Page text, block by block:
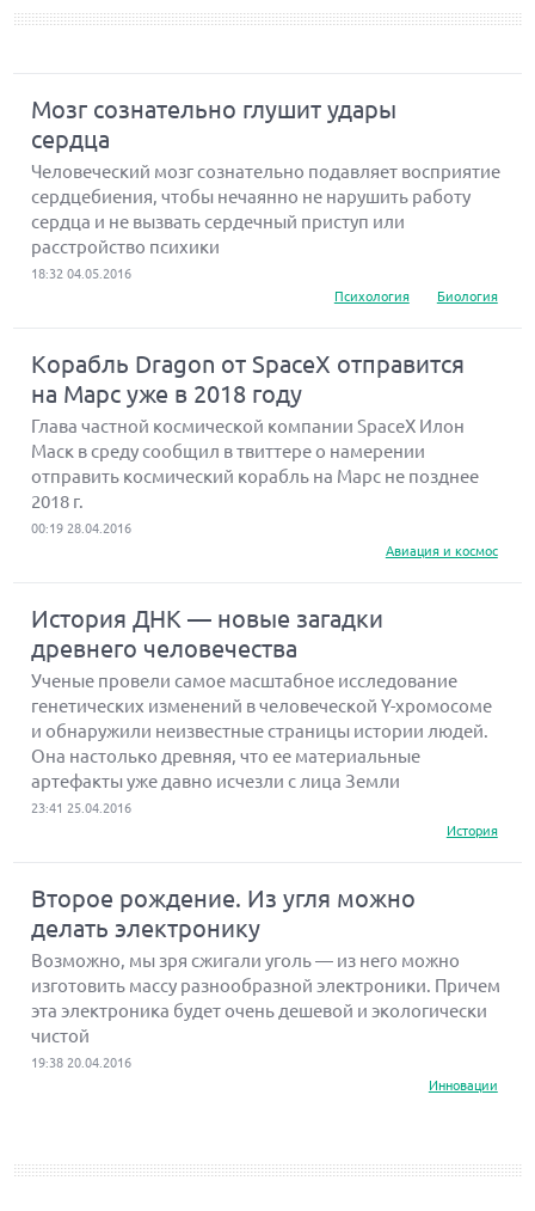
Мозг сознательно глушит удары
сердца
Человеческий мозг сознательно подавляет восприятие
сердцебиения, чтобы нечаянно не нарушить работу
сердца и не вызвать сердечный приступ или
расстройство психики
18:32 04.05.2016
Психология
Биология
Корабль Dragon от SpaceX отправится
на Марс уже в 2018 году
Глава частной космической компании SpaceX Илон
Маск в среду сообщил в твиттере о намерении
отправить космический корабль на Марс не позднее
2018 г.
00:19 28.04.2016
Авиация и космос
История ДНК — новые загадки
древнего человечества
Ученые провели самое масштабное исследование
генетических изменений в человеческой Y-хромосоме
и обнаружили неизвестные страницы истории людей.
Она настолько древняя, что ее материальные
артефакты уже давно исчезли с лица Земли
23:41 25.04.2016
История
Второе рождение. Из угля можно
делать электронику
Возможно, мы зря сжигали уголь — из него можно
изготовить массу разнообразной электроники. Причем
эта электроника будет очень дешевой и экологически
чистой
19:38 20.04.2016
Инновации